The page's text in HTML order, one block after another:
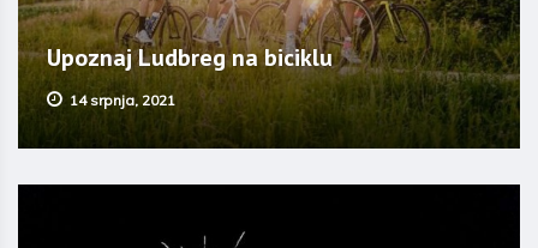
Upoznaj Ludbreg na biciklu
14 srpnja, 2021